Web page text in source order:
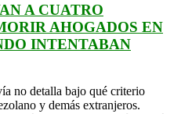
A CUATRO
AHOGADOS EN
INTENTABAN
no detalla bajo qué criterio
y demás extranjeros.